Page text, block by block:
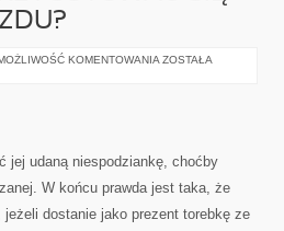
KOMENTOWANIA W
WYJAZDU?
ZOSTAŁA
jej udaną niespodziankę, choćby
W końcu prawda jest taka, że
dostanie jako prezent torebkę ze